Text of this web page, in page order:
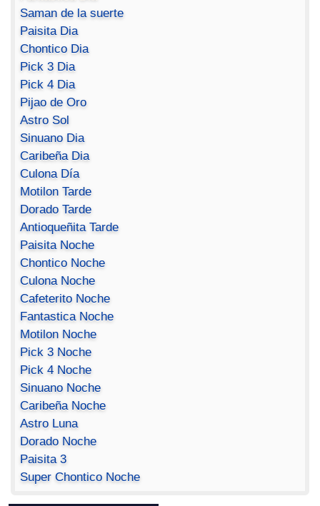
Saman de la suerte
Paisita Dia
Chontico Dia
Pick 3 Dia
Pick 4 Dia
Pijao de Oro
Astro Sol
Sinuano Dia
Caribeña Dia
Culona Día
Motilon Tarde
Dorado Tarde
Antioqueñita Tarde
Paisita Noche
Chontico Noche
Culona Noche
Cafeterito Noche
Fantastica Noche
Motilon Noche
Pick 3 Noche
Pick 4 Noche
Sinuano Noche
Caribeña Noche
Astro Luna
Dorado Noche
Paisita 3
Super Chontico Noche